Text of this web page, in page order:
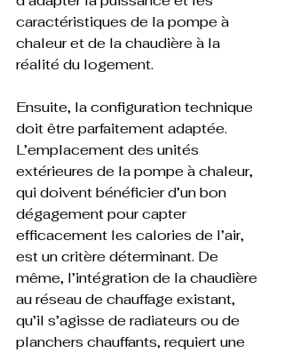
caractéristiques de la pompe à
chaleur et de la chaudière à la
réalité du logement.
Ensuite, la configuration technique
doit être parfaitement adaptée.
L’emplacement des unités
extérieures de la pompe à chaleur,
qui doivent bénéficier d’un bon
dégagement pour capter
efficacement les calories de l’air,
est un critère déterminant. De
même, l’intégration de la chaudière
au réseau de chauffage existant,
qu’il s’agisse de radiateurs ou de
planchers chauffants, requiert une